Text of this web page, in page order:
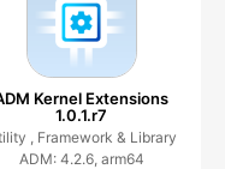
Kernel Extensions
1.0.1.r7
, Framework & Library
ADM: 4.2.6, arm64